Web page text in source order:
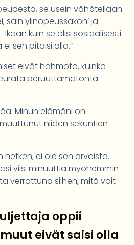
se usein vähätellään.
sain ylinopeussakon’ ja
kuin se olisi sosiaalisesti
sen pitäisi olla.”
eivät hahmota, kuinka
peruuttamatonta
Minun elämäni on
niiden sekuntien
hetken, ei ole sen arvoista.
viisi minuuttia myöhemmin
verrattuna siihen, mitä voit
oppii
eivät saisi olla